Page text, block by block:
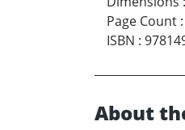
Page Count :
ISBN :
About